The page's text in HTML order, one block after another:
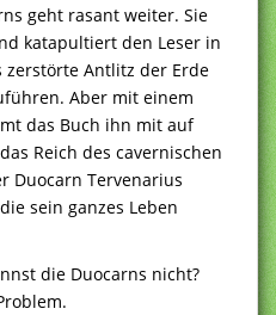
geht rasant weiter. Sie
katapultiert den Leser in
zerstörte Antlitz der Erde
Aber mit einem
das Buch ihn mit auf
Reich des cavernischen
Duocarn Tervenarius
sein ganzes Leben
die Duocarns nicht?